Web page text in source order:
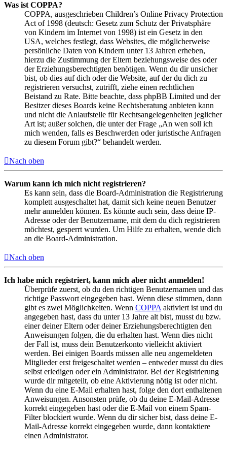
Was ist COPPA?
COPPA, ausgeschrieben Children’s Online Privacy Protection
Act of 1998 (deutsch: Gesetz zum Schutz der Privatsphäre
von Kindern im Internet von 1998) ist ein Gesetz in den
USA, welches festlegt, dass Websites, die möglicherweise
persönliche Daten von Kindern unter 13 Jahren erheben,
hierzu die Zustimmung der Eltern beziehungsweise des oder
der Erziehungsberechtigten benötigen. Wenn du dir unsicher
bist, ob dies auf dich oder die Website, auf der du dich zu
registrieren versuchst, zutrifft, ziehe einen rechtlichen
Beistand zu Rate. Bitte beachte, dass phpBB Limited und der
Besitzer dieses Boards keine Rechtsberatung anbieten kann
und nicht die Anlaufstelle für Rechtsangelegenheiten jeglicher
Art ist; außer solchen, die unter der Frage „An wen soll ich
mich wenden, falls es Beschwerden oder juristische Anfragen
zu diesem Forum gibt?“ behandelt werden.
Nach oben
Warum kann ich mich nicht registrieren?
Es kann sein, dass die Board-Administration die Registrierung
komplett ausgeschaltet hat, damit sich keine neuen Benutzer
mehr anmelden können. Es könnte auch sein, dass deine IP-
Adresse oder der Benutzername, mit dem du dich registrieren
möchtest, gesperrt wurden. Um Hilfe zu erhalten, wende dich
an die Board-Administration.
Nach oben
Ich habe mich registriert, kann mich aber nicht anmelden!
Überprüfe zuerst, ob du den richtigen Benutzernamen und das
richtige Passwort eingegeben hast. Wenn diese stimmen, dann
gibt es zwei Möglichkeiten. Wenn COPPA aktiviert ist und du
angegeben hast, dass du unter 13 Jahre alt bist, musst du bzw.
einer deiner Eltern oder deiner Erziehungsberechtigten den
Anweisungen folgen, die du erhalten hast. Wenn dies nicht
der Fall ist, muss dein Benutzerkonto vielleicht aktiviert
werden. Bei einigen Boards müssen alle neu angemeldeten
Mitglieder erst freigeschaltet werden – entweder musst du dies
selbst erledigen oder ein Administrator. Bei der Registrierung
wurde dir mitgeteilt, ob eine Aktivierung nötig ist oder nicht.
Wenn du eine E-Mail erhalten hast, folge den dort enthaltenen
Anweisungen. Ansonsten prüfe, ob du deine E-Mail-Adresse
korrekt eingegeben hast oder die E-Mail von einem Spam-
Filter blockiert wurde. Wenn du dir sicher bist, dass deine E-
Mail-Adresse korrekt eingegeben wurde, dann kontaktiere
einen Administrator.